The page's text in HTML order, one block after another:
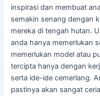
inspirasi dan membuat
semakin senang dengan
mereka di tengah hutan.
anda hanya memerlukan
memerlukan model atau
tercipta hanya dengan
serta ide-ide cemerlang.
pastinya akan sangat